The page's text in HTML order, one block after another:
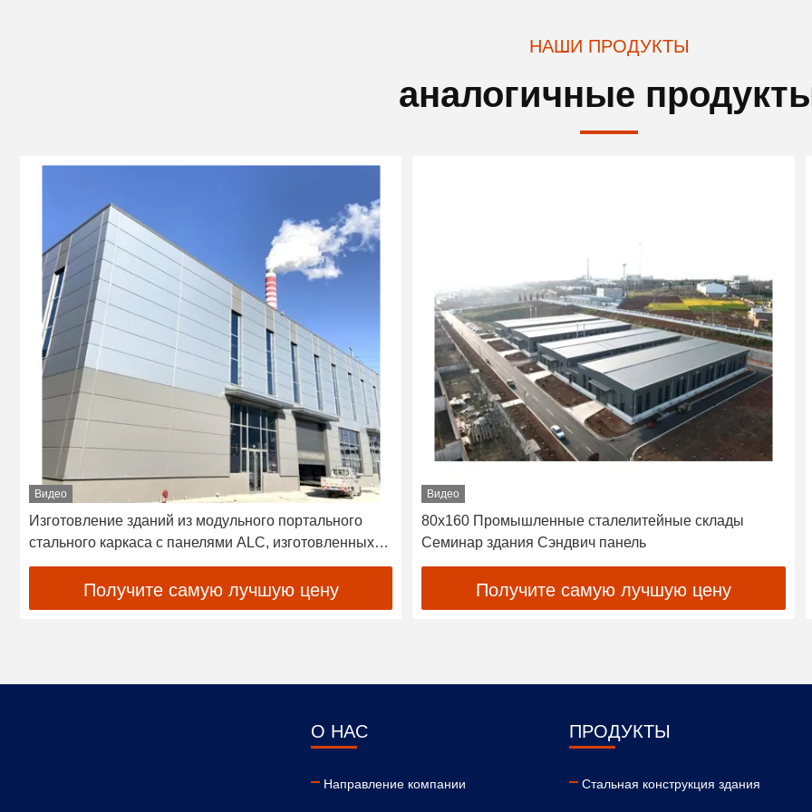
НАШИ ПРОДУКТЫ
аналогичные
Видео
Изготовление зданий из модульного портального
стального каркаса с панелями ALC, изготовленных
по индивидуальному заказу
Получите самую лучшую цену
Видео
80x160 Промышленные сталелитейные склады
Семинар здания Сэндвич панель
Получите самую лучшую цену
О НАС
Направление компании
ПРОДУКТЫ
Стальная конструкция здания